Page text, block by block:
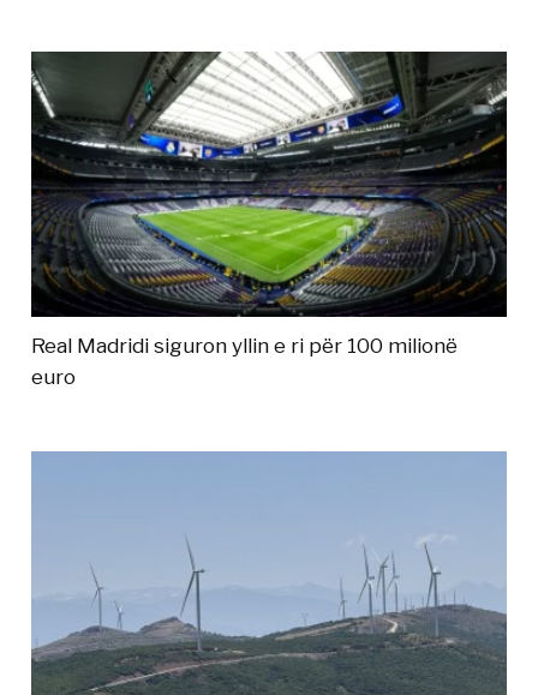
Real Madridi siguron yllin e ri për 100 milionë
euro